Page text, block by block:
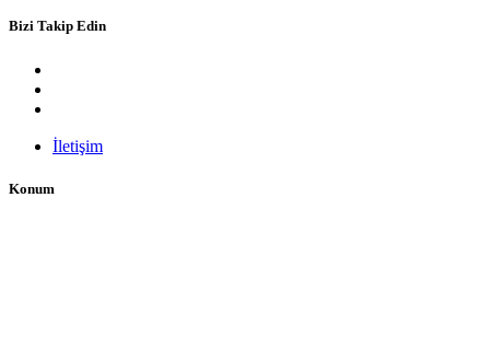
Bizi Takip Edin
İletişim
Konum